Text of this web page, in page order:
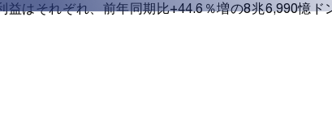
はそれぞれ、前年同期比+44.6％増の8兆6,990憶ド